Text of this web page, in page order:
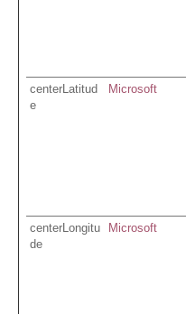
centerLatitud
e
Microsoft
centerLongitu
de
Microsoft